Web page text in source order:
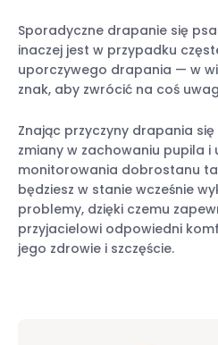
Sporadyczne drapanie się
inaczej jest w przypadku
uporczywego drapania — w
znak, aby zwrócić na coś
Znając przyczyny drapania
zmiany w zachowaniu pupila i
monitorowania dobrostanu
będziesz w stanie wcześnie
problemy, dzięki czemu
przyjacielowi odpowiedni
jego zdrowie i szczęście.